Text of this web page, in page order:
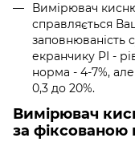
Вимірювач
справляється
заповнюваність
екранчику PI -
норма - 4-7%,
0,3 до 20%.
Вимірювач
за фіксованою